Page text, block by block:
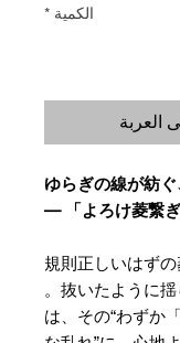
الكمية *
العربة
ゆらぎの線が紡
— 「よろけ菱繋ぎ
規則正しいはず
抜いたように揺
「よろけ菱繋ぎ」は、その“わずか